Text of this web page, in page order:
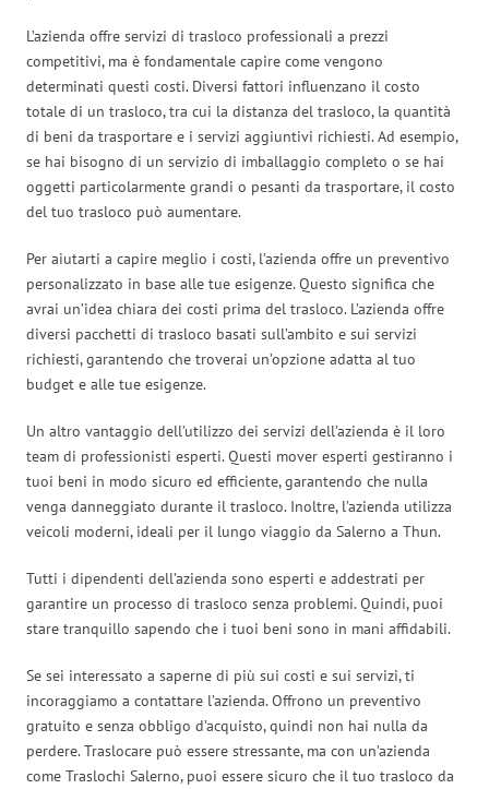
L’azienda offre servizi di trasloco professionali a prezzi
competitivi, ma è fondamentale capire come vengono
determinati questi costi. Diversi fattori influenzano il costo
totale di un trasloco, tra cui la distanza del trasloco, la quantità
di beni da trasportare e i servizi aggiuntivi richiesti. Ad esempio,
se hai bisogno di un servizio di imballaggio completo o se hai
oggetti particolarmente grandi o pesanti da trasportare, il costo
del tuo trasloco può aumentare.
Per aiutarti a capire meglio i costi, l’azienda offre un preventivo
personalizzato in base alle tue esigenze. Questo significa che
avrai un’idea chiara dei costi prima del trasloco. L’azienda offre
diversi pacchetti di trasloco basati sull’ambito e sui servizi
richiesti, garantendo che troverai un’opzione adatta al tuo
budget e alle tue esigenze.
Un altro vantaggio dell’utilizzo dei servizi dell’azienda è il loro
team di professionisti esperti. Questi mover esperti gestiranno i
tuoi beni in modo sicuro ed efficiente, garantendo che nulla
venga danneggiato durante il trasloco. Inoltre, l’azienda utilizza
veicoli moderni, ideali per il lungo viaggio da Salerno a Thun.
Tutti i dipendenti dell’azienda sono esperti e addestrati per
garantire un processo di trasloco senza problemi. Quindi, puoi
stare tranquillo sapendo che i tuoi beni sono in mani affidabili.
Se sei interessato a saperne di più sui costi e sui servizi, ti
incoraggiamo a contattare l’azienda. Offrono un preventivo
gratuito e senza obbligo d’acquisto, quindi non hai nulla da
perdere. Traslocare può essere stressante, ma con un’azienda
come Traslochi Salerno, puoi essere sicuro che il tuo trasloco da